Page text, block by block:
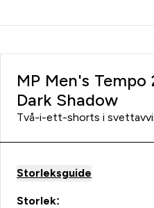
MP Men's Tempo
Dark Shadow
Två-i-ett-shorts i
Storleksguide
Storlek: